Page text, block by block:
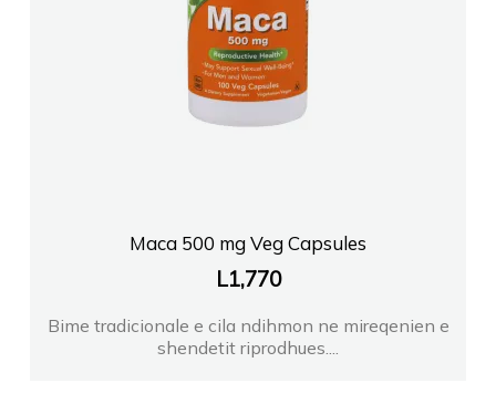
Maca 500 mg Veg Capsules
L1,770
Bime tradicionale e cila ndihmon ne mireqenien e
shendetit riprodhues....